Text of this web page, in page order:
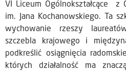
VI Liceum Ogólnokształcące z
im. Jana Kochanowskiego. Ta
wychowanie rzeszy
szczebla krajowego i
podkreślić osiągnięcia
których działalność ma